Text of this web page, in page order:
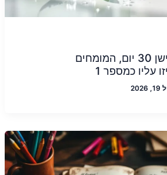
ניסיתי קרם לחות ישן 30 יום, המומחים
עליו כמספר 1